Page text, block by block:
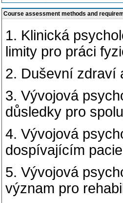
Course assessment methods and
1. Klinická
limity pro práci
2. Duševní zdraví
3. Vývojová
důsledky pro
4. Vývojová
dospívajícím
5. Vývojová
význam pro